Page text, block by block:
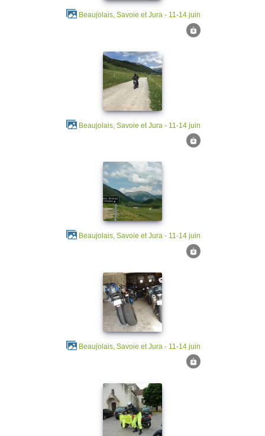
Beaujolais, Savoie et Jura - 11-14 juin
Beaujolais, Savoie et Jura - 11-14 juin
Beaujolais, Savoie et Jura - 11-14 juin
Beaujolais, Savoie et Jura - 11-14 juin